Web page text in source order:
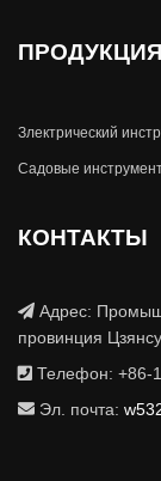
ПРОДУКЦИЯ
Злектрический
Садовые
КОНТАКТЫ
Адрес:
провинция Цзянсу
Телефон: +86-
Эл. почта: